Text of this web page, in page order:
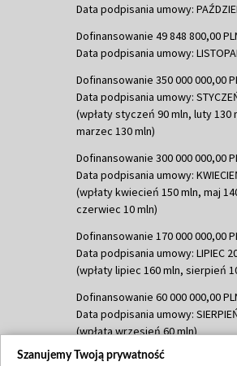
Data podpisania umowy:
Dofinansowanie 49 848 800,00
Data podpisania umowy:
Dofinansowanie 350 000 000,00
Data podpisania umowy:
(wpłaty styczeń 90 mln, luty 130
marzec 130 mln)
Dofinansowanie 300 000 000,00
Data podpisania umowy:
(wpłaty kwiecień 150 mln, maj
czerwiec 10 mln)
Dofinansowanie 170 000 000,00
Data podpisania umowy: LIPIEC
(wpłaty lipiec 160 mln, sierpień
Dofinansowanie 60 000 000,00
Data podpisania umowy:
(wpłata wrzesień 60 mln)
Dofinansowanie 635 783 051,21
Szanujemy Twoją prywatność